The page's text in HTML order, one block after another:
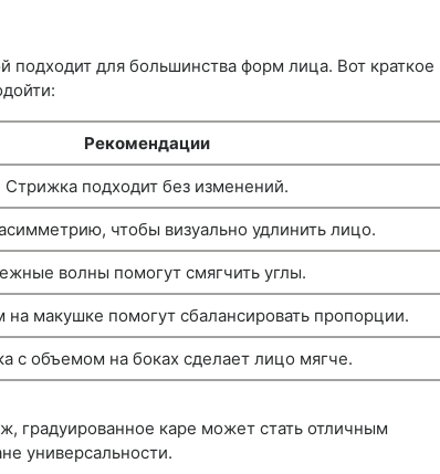
для большинства форм лица. Вот краткое
Рекомендации
Стрижка подходит без изменений.
чтобы визуально удлинить лицо.
волны помогут смягчить углы.
на макушке помогут сбалансировать пропорции.
с объемом на боках сделает лицо мягче.
градуированное каре может стать отличным
универсальности.